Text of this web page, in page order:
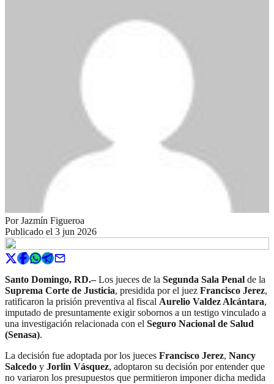
PorJazmín Figueroa
Publicado el 3 jun 2026
Santo Domingo, RD.–Los jueces de la Segunda Sala Penal de la
Suprema Corte de Justicia, presidida por el juez Francisco Jerez,
ratificaron la prisión preventiva al fiscal Aurelio Valdez Alcántara,
imputado de presuntamente exigir sobornos a un testigo vinculado a
una investigación relacionada con el Seguro Nacional de Salud
(Senasa).
La decisión fue adoptada por los jueces Francisco Jerez, Nancy
Salcedo y Jorlin Vásquez, adoptaron su decisión por entender que
no variaron los presupuestos que permitieron imponer dicha medida